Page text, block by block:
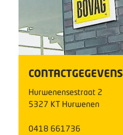
CONTACTGEGEVENS
Hurwenensestraat 2
5327 KT Hurwenen
0418 661736